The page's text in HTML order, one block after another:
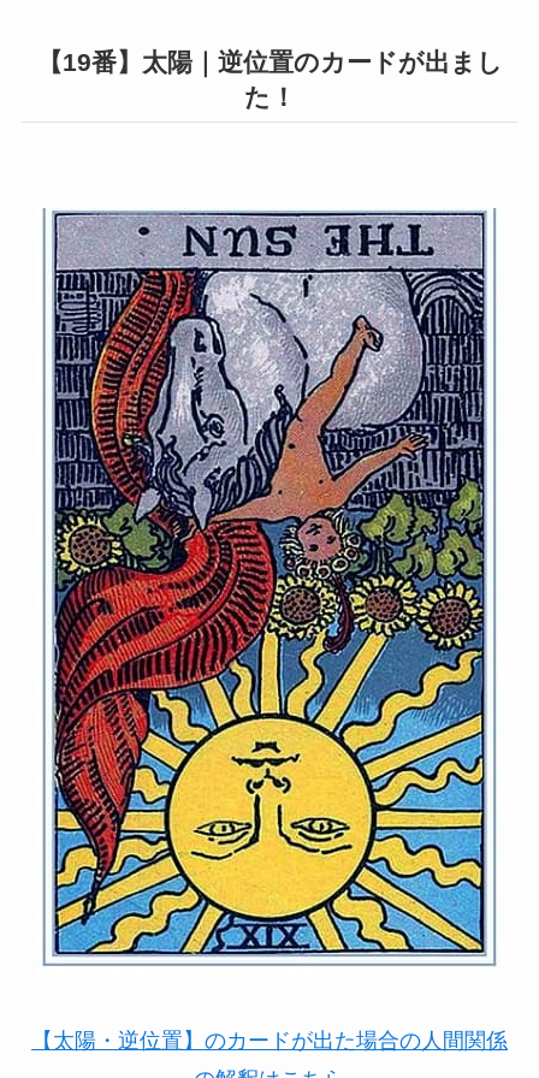
【19番】太陽｜逆位置のカードが出まし
た！
【太陽・逆位置】のカードが出た場合の人間関係